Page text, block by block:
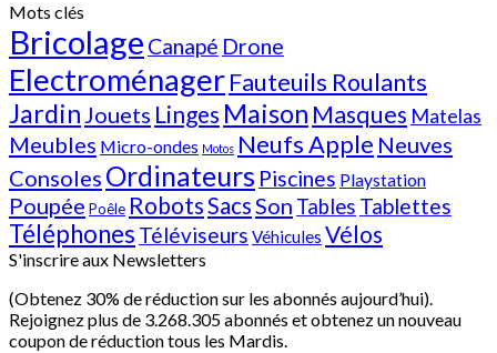
Mots clés
Bricolage Canapé Drone
ElectroménagerFauteuils Roulants
JardinJouets Linges Maison Masques Matelas
Meubles Micro-ondes Motos Neufs Apple Neuves
Consoles Ordinateurs Piscines Playstation
Poupée Poêle RobotsSacsSon Tables Tablettes
Téléphones Téléviseurs Véhicules Vélos
S'inscrire aux Newsletters
(Obtenez 30% de réduction sur les abonnés aujourd’hui).
Rejoignez plus de 3.268.305 abonnés et obtenez un nouveau
coupon de réduction tous les Mardis.